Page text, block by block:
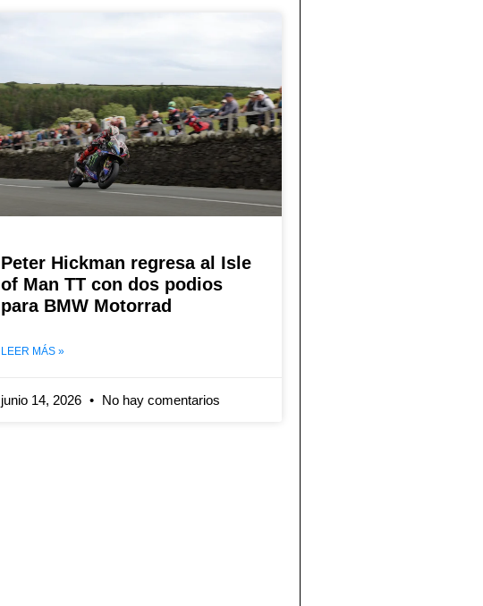
Peter Hickman regresa al Isle
of Man TT con dos podios
para BMW Motorrad
LEER MÁS »
junio 14, 2026 No hay comentarios